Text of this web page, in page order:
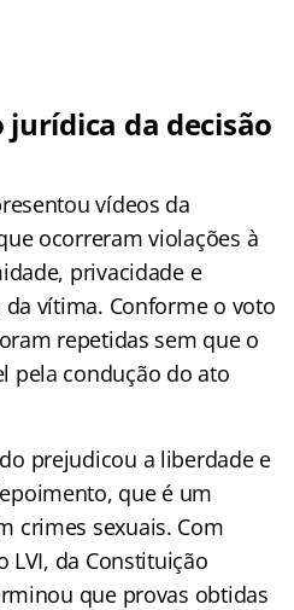
da decisão
vídeos da
ocorreram violações à
privacidade e
vítima. Conforme o voto
repetidas sem que o
pela condução do ato
prejudicou a liberdade e
que é um
crimes sexuais. Com
LVI, da Constituição
que provas obtidas